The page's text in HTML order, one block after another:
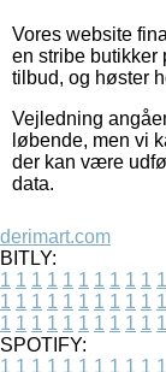
Vores website
en stribe butikker
tilbud, og høster
Vejledning
løbende, men vi
der kan være
data.
derimart.com
BITLY:
1 1 1 1 1 1 1 1 1 1 1
1 1 1 1 1 1 1 1 1 1 1
1 1 1 1 1 1 1 1 1 1 1
SPOTIFY:
1 1 1 1 1 1 1 1 1 1 1